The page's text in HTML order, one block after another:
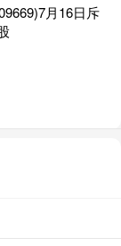
月16日斥